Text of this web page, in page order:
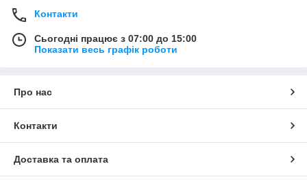
Контакти
Сьогодні працює з 07:00 до 15:00
Показати весь графік роботи
Про нас
Контакти
Доставка та оплата